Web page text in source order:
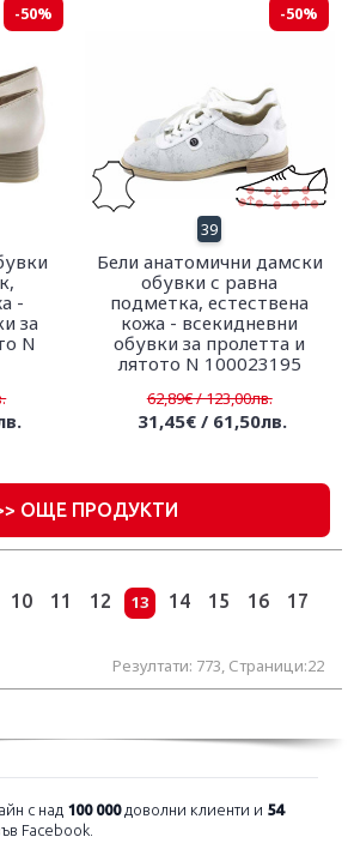
-50%
-
за
N
-50%
39
Бели анатомични дамски
обувки с равна
подметка, естествена
кожа - всекидневни
обувки за пролетта и
лятото N 100023195
62,89€ / 123,00лв.
31,45€ / 61,50лв.
ОЩЕ ПРОДУКТИ
10 11 12 13 14 15 16
17
Резултати: 773, Страници:22
с над 100 000доволни клиенти и 54
Facebook.